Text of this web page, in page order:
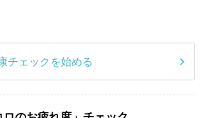
チェックを始める